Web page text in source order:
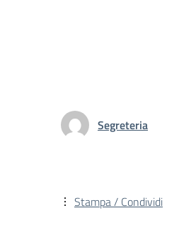
Segreteria
Stampa / Condividi